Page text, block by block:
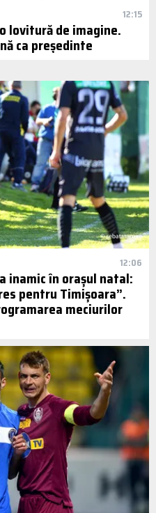
12:15
lovitură de imagine.
ca președinte
12:06
inamic în orașul natal:
pentru Timișoara”.
meciurilor